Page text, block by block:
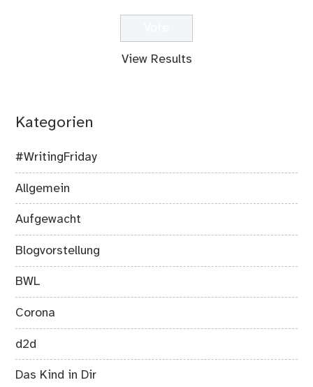
View Results
Kategorien
#WritingFriday
Allgemein
Aufgewacht
Blogvorstellung
BWL
Corona
d2d
Das Kind in Dir